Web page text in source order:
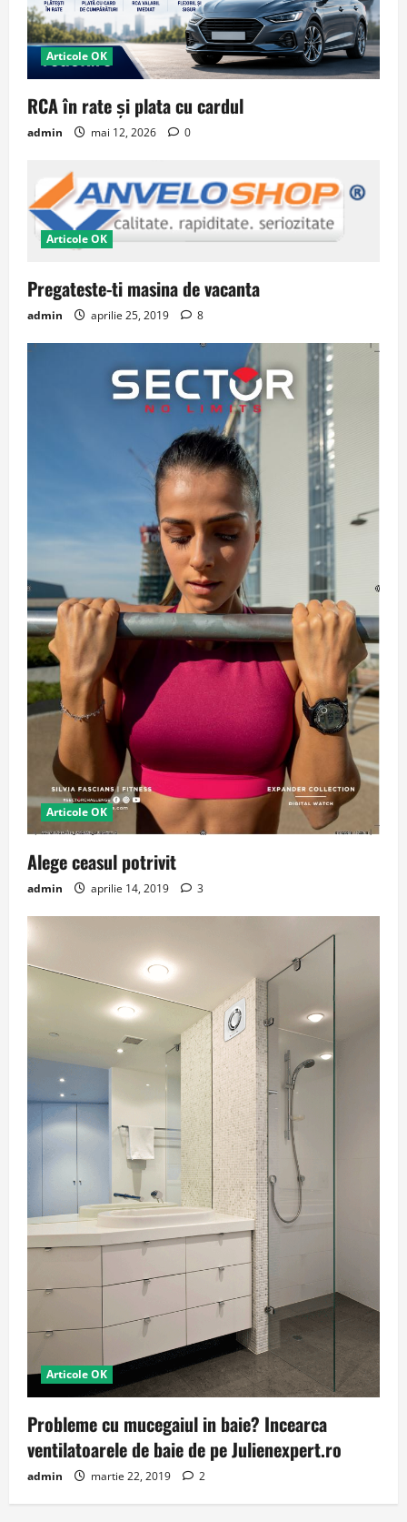
Articole OK
RCA în rate și plata cu cardul
admin mai 12, 2026 0
Articole OK
Pregateste-ti masina de vacanta
admin aprilie 25, 2019 8
Articole OK
Alege ceasul potrivit
admin aprilie 14, 2019 3
Articole OK
Probleme cu mucegaiul in baie? Incearca
ventilatoarele de baie de pe Julienexpert.ro
admin martie 22, 2019 2